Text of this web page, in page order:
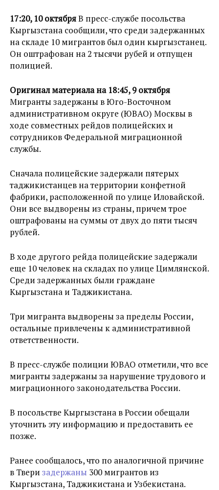
17:20, 10 октябряВ пресс-службе посольства
Кыргызстана сообщили, что среди задержанных
на складе 10 мигрантов был один кыргызстанец.
Он оштрафован на 2 тысячи рубей и отпущен
полицией.
Оригинал материала на 18:45, 9 октября
Мигранты задержаны в Юго-Восточном
административном округе (ЮВАО) Москвы в
ходе совместных рейдов полицейских и
сотрудников Федеральной миграционной
службы.
Сначала полицейские задержали пятерых
таджикистанцев на территории конфетной
фабрики, расположенной по улице Иловайской.
Они все выдворены из страны, причем трое
оштрафованы на суммы от двух до пяти тысяч
рублей.
В ходе другого рейда полицейские задержали
еще 10 человек на складах по улице Цимлянской.
Среди задержанных были граждане
Кыргызстана и Таджикистана.
Три мигранта выдворены за пределы России,
остальные привлечены к административной
ответственности.
В пресс-службе полиции ЮВАО отметили, что все
мигранты задержаны за нарушение трудового и
миграционного законодательства России.
В посольстве Кыргызстана в России обещали
уточнить эту информацию и предоставить ее
позже.
Ранее сообщалось, что по аналогичной причине
в Твери задержаны 300 мигрантов из
Кыргызстана, Таджикистана и Узбекистана.